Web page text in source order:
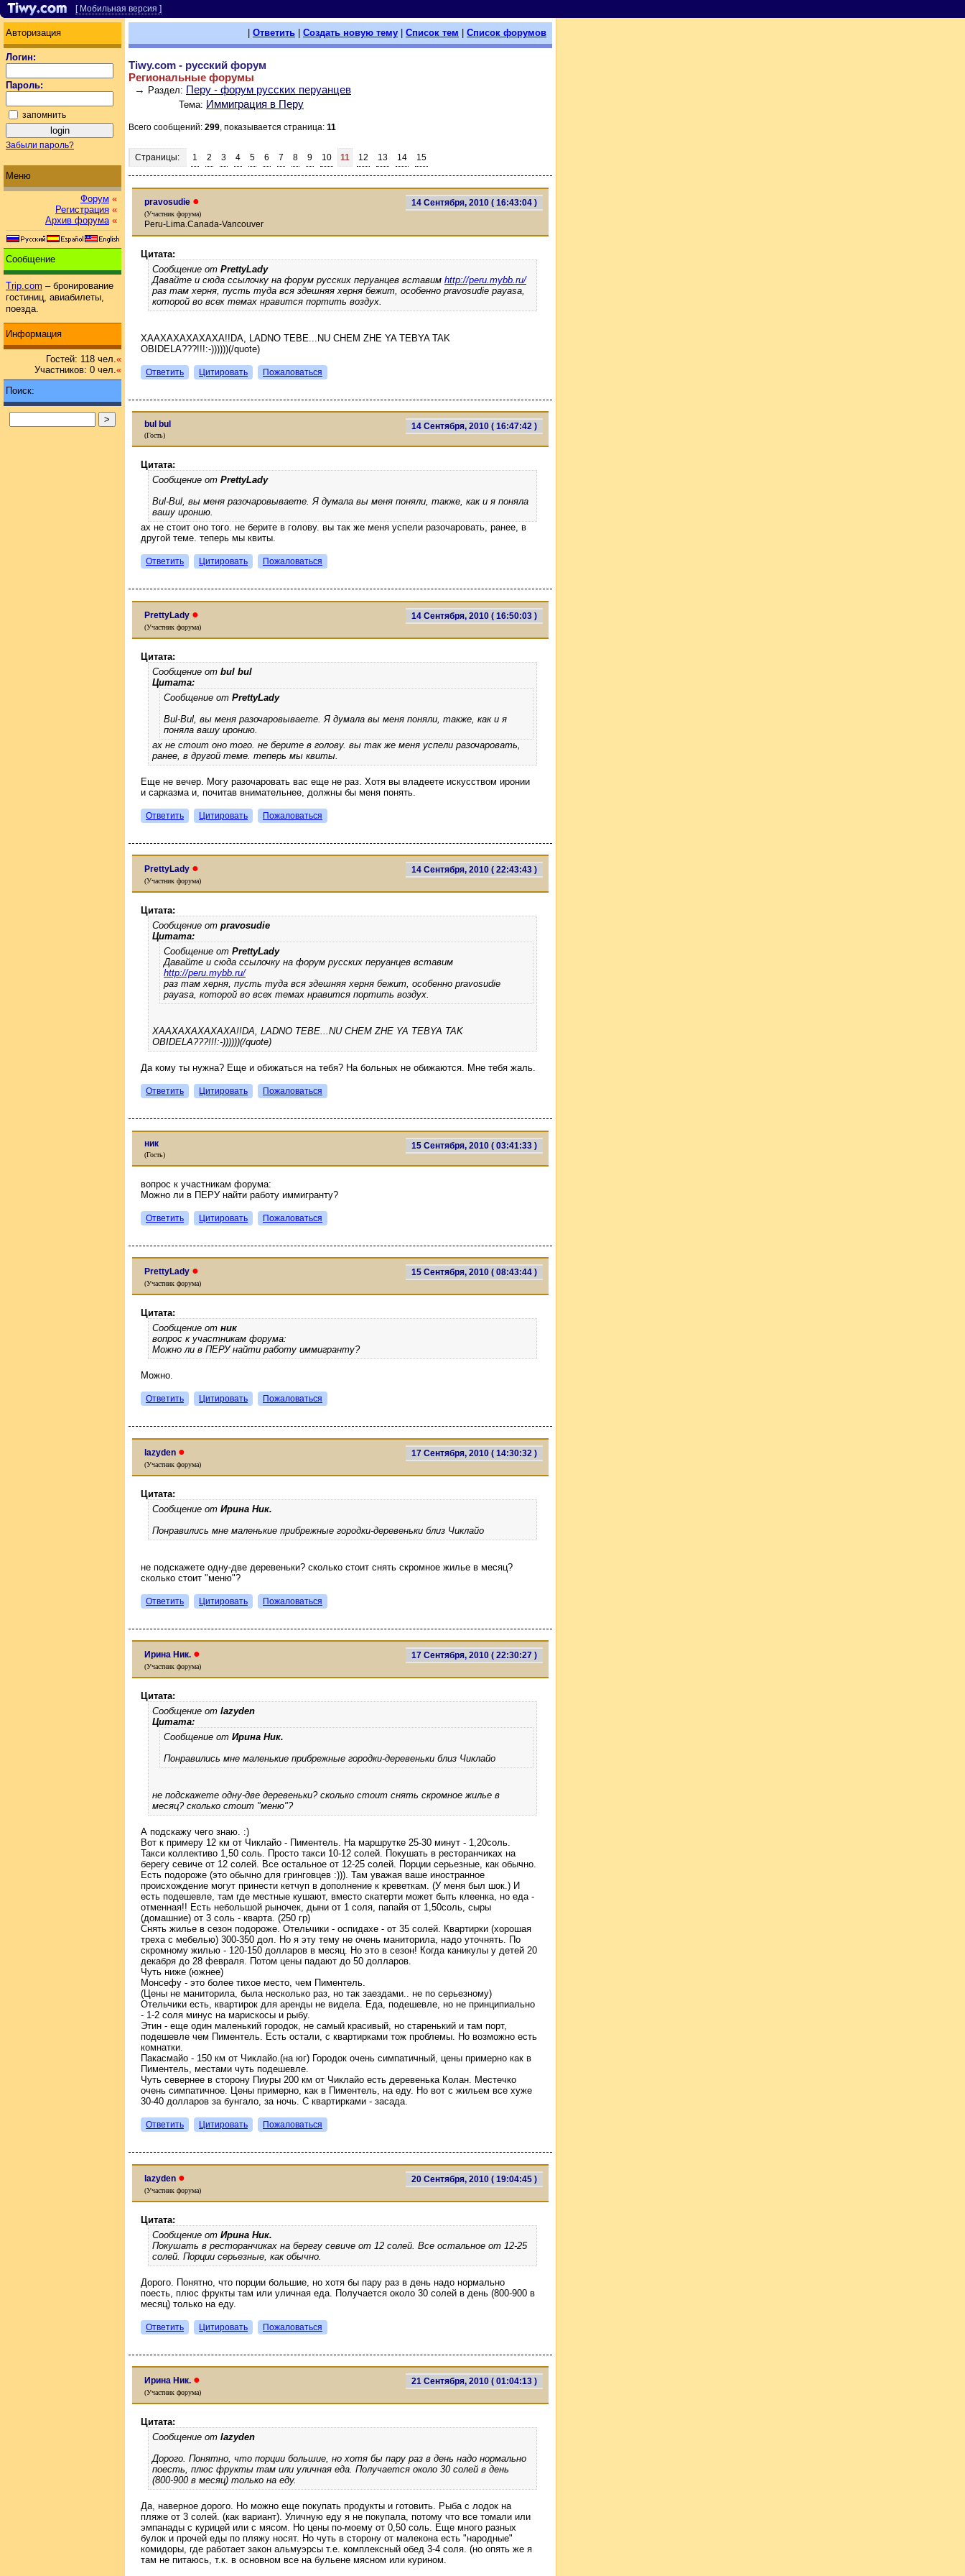
[ Мобильная версия ]
Авторизация
Логин:
Пароль:
запомнить
Забыли пароль?
Меню
Форум «
Регистрация «
Архив форума «
Сообщение
Trip.com – бронирование
гостиниц, авиабилеты,
поезда.
Информация
Гостей: 118 чел.«
Участников: 0 чел.«
Поиск:
Ответить Создать новую тему Список тем Список форумов
Tiwy.com - русский форум
Региональные форумы
→ Раздел: Перу - форум русских перуанцев
Тема: Иммиграция в Перу
Всего сообщений: 299, показывается страница: 11
Страницы: 1 2 3 4 5 6 7 8 9 10 11 12 13 14 15
14 Сентября, 2010 ( 16:43:04 )
pravosudie ●
(Участник форума)
Peru-Lima.Canada-Vancouver
Цитата:
Сообщение от PrettyLady
Давайте и сюда ссылочку на форум русских перуанцев вставим http://peru.mybb.ru/
раз там херня, пусть туда вся здешняя херня бежит, особенно pravosudie payasa,
которой во всех темах нравится портить воздух.
XAAXAXAXAXAXA!!DA, LADNO TEBE...NU CHEM ZHE YA TEBYA TAK
OBIDELA???!!!:-))))))(/quote)
Ответить Цитировать Пожаловаться
14 Сентября, 2010 ( 16:47:42 )
bul bul
(Гость)
Цитата:
Сообщение от PrettyLady
Bul-Bul, вы меня разочаровываете. Я думала вы меня поняли, также, как и я поняла
вашу иронию.
ах не стоит оно того. не берите в голову. вы так же меня успели разочаровать, ранее, в
другой теме. теперь мы квиты.
Ответить Цитировать Пожаловаться
14 Сентября, 2010 ( 16:50:03 )
PrettyLady ●
(Участник форума)
Цитата:
Сообщение от bul bul
Цитата:
Сообщение от PrettyLady
Bul-Bul, вы меня разочаровываете. Я думала вы меня поняли, также, как и я
поняла вашу иронию.
ах не стоит оно того. не берите в голову. вы так же меня успели разочаровать,
ранее, в другой теме. теперь мы квиты.
Еще не вечер. Могу разочаровать вас еще не раз. Хотя вы владеете искусством иронии
и сарказма и, почитав внимательнее, должны бы меня понять.
Ответить Цитировать Пожаловаться
14 Сентября, 2010 ( 22:43:43 )
PrettyLady ●
(Участник форума)
Цитата:
Сообщение от pravosudie
Цитата:
Сообщение от PrettyLady
Давайте и сюда ссылочку на форум русских перуанцев вставим
http://peru.mybb.ru/
раз там херня, пусть туда вся здешняя херня бежит, особенно pravosudie
payasa, которой во всех темах нравится портить воздух.
XAAXAXAXAXAXA!!DA, LADNO TEBE...NU CHEM ZHE YA TEBYA TAK
OBIDELA???!!!:-))))))(/quote)
Да кому ты нужна? Еще и обижаться на тебя? На больных не обижаются. Мне тебя жаль.
Ответить Цитировать Пожаловаться
15 Сентября, 2010 ( 03:41:33 )
ник
(Гость)
вопрос к участникам форума:
Можно ли в ПЕРУ найти работу иммигранту?
Ответить Цитировать Пожаловаться
15 Сентября, 2010 ( 08:43:44 )
PrettyLady ●
(Участник форума)
Цитата:
Сообщение от ник
вопрос к участникам форума:
Можно ли в ПЕРУ найти работу иммигранту?
Можно.
Ответить Цитировать Пожаловаться
17 Сентября, 2010 ( 14:30:32 )
lazyden ●
(Участник форума)
Цитата:
Сообщение от Ирина Ник.
Понравились мне маленькие прибрежные городки-деревеньки близ Чиклайо
не подскажете одну-две деревеньки? сколько стоит снять скромное жилье в месяц?
сколько стоит "меню"?
Ответить Цитировать Пожаловаться
17 Сентября, 2010 ( 22:30:27 )
Ирина Ник. ●
(Участник форума)
Цитата:
Сообщение от lazyden
Цитата:
Сообщение от Ирина Ник.
Понравились мне маленькие прибрежные городки-деревеньки близ Чиклайо
не подскажете одну-две деревеньки? сколько стоит снять скромное жилье в
месяц? сколько стоит "меню"?
А подскажу чего знаю. :)
Вот к примеру 12 км от Чиклайо - Пиментель. На маршрутке 25-30 минут - 1,20соль.
Такси коллективо 1,50 соль. Просто такси 10-12 солей. Покушать в ресторанчиках на
берегу севиче от 12 солей. Все остальное от 12-25 солей. Порции серьезные, как обычно.
Есть подороже (это обычно для гринговцев :))). Там уважая ваше иностранное
происхождение могут принести кетчуп в дополнение к креветкам. (У меня был шок.) И
есть подешевле, там где местные кушают, вместо скатерти может быть клеенка, но еда -
отменная!! Есть небольшой рыночек, дыни от 1 соля, папайя от 1,50соль, сыры
(домашние) от 3 соль - кварта. (250 гр)
Снять жилье в сезон подороже. Отельчики - оспидахе - от 35 солей. Квартирки (хорошая
треха с мебелью) 300-350 дол. Но я эту тему не очень маниторила, надо уточнять. По
скромному жилью - 120-150 долларов в месяц. Но это в сезон! Когда каникулы у детей 20
декабря до 28 февраля. Потом цены падают до 50 долларов.
Чуть ниже (южнее)
Монсефу - это более тихое место, чем Пиментель.
(Цены не маниторила, была несколько раз, но так заездами.. не по серьезному)
Отельчики есть, квартирок для аренды не видела. Еда, подешевле, но не принципиально
- 1-2 соля минус на марискосы и рыбу.
Этин - еще один маленький городок, не самый красивый, но старенький и там порт,
подешевле чем Пиментель. Есть остали, с квартирками тож проблемы. Но возможно есть
комнатки.
Пакасмайо - 150 км от Чиклайо.(на юг) Городок очень симпатичный, цены примерно как в
Пиментель, местами чуть подешевле.
Чуть севернее в сторону Пиуры 200 км от Чиклайо есть деревенька Колан. Местечко
очень симпатичное. Цены примерно, как в Пиментель, на еду. Но вот с жильем все хуже
30-40 долларов за бунгало, за ночь. С квартирками - засада.
Ответить Цитировать Пожаловаться
20 Сентября, 2010 ( 19:04:45 )
lazyden ●
(Участник форума)
Цитата:
Сообщение от Ирина Ник.
Покушать в ресторанчиках на берегу севиче от 12 солей. Все остальное от 12-25
солей. Порции серьезные, как обычно.
Дорого. Понятно, что порции большие, но хотя бы пару раз в день надо нормально
поесть, плюс фрукты там или уличная еда. Получается около 30 солей в день (800-900 в
месяц) только на еду.
Ответить Цитировать Пожаловаться
21 Сентября, 2010 ( 01:04:13 )
Ирина Ник. ●
(Участник форума)
Цитата:
Сообщение от lazyden
Дорого. Понятно, что порции большие, но хотя бы пару раз в день надо нормально
поесть, плюс фрукты там или уличная еда. Получается около 30 солей в день
(800-900 в месяц) только на еду.
Да, наверное дорого. Но можно еще покупать продукты и готовить. Рыба с лодок на
пляже от 3 солей. (как вариант). Уличную еду я не покупала, потому что все томали или
эмпанады с курицей или с мясом. Но цены по-моему от 0,50 соль. Еще много разных
булок и прочей еды по пляжу носят. Но чуть в сторону от малекона есть "народные"
комидоры, где работает закон альмуэрсы т.е. комплексный обед 3-4 соля. (но опять же я
там не питаюсь, т.к. в основном все на бульене мясном или курином.